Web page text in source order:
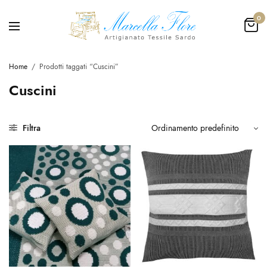
0
Home / Prodotti taggati “Cuscini”
Cuscini
Filtra